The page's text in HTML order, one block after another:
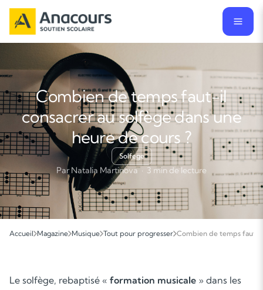
Combien de temps faut-il
consacrer au solfège dans une
heure de cours ?
Solfege
Par Natalia Martinova · 3 min de lecture
Accueil Magazine Musique Tout pour progresser Combien de temps faut-il
Le solfège, rebaptisé « formation musicale » dans les